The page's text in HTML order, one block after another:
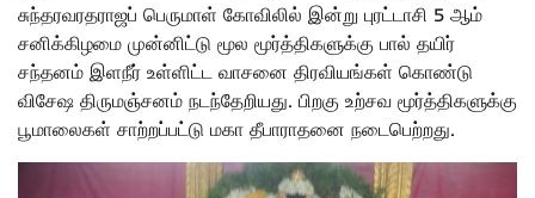
சுந்தரவரதராஜப் பெருமாள் கோவிலில் இன்று புரட்டாசி 5 ஆம்
சனிக்கிழமை முன்னிட்டு மூல மூர்த்திகளுக்கு பால் தயிர்
சந்தனம் இளநீர் உள்ளிட்ட வாசனை திரவியங்கள் கொண்டு
விசேஷ திருமஞ்சனம் நடந்தேறியது. பிறகு உற்சவ மூர்த்திகளுக்கு
பூமாலைகள் சாற்றப்பட்டு மகா தீபாராதனை நடைபெற்றது.